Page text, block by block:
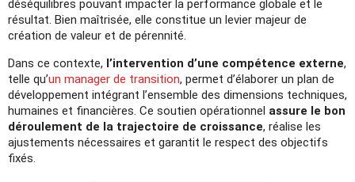
déséquilibres pouvant impacter la performance globale et le
résultat. Bien maîtrisée, elle constitue un levier majeur de
création de valeur et de pérennité.
Dans ce contexte, l’intervention d’une compétence externe,
telle qu’un manager de transition, permet d’élaborer un plan de
développement intégrant l’ensemble des dimensions techniques,
humaines et financières. Ce soutien opérationnel assure le bon
déroulement de la trajectoire de croissance, réalise les
ajustements nécessaires et garantit le respect des objectifs
fixés.